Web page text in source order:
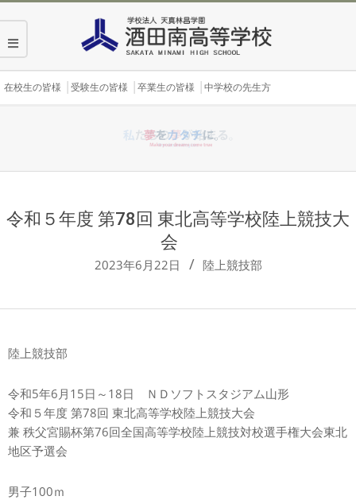
content
Secondary
在校生の皆様 受験生の皆様 卒業生の皆様 中学校の先生方
令和５年度 第78回 東北高等学校陸上競技大
会
2023年6月22日 陸上競技部
陸上競技部
令和5年6月15日～18日 ＮＤソフトスタジアム山形
令和５年度 第78回 東北高等学校陸上競技大会
兼 秩父宮賜杯第76回全国高等学校陸上競技対校選手権大会東北
地区予選会
男子100ｍ